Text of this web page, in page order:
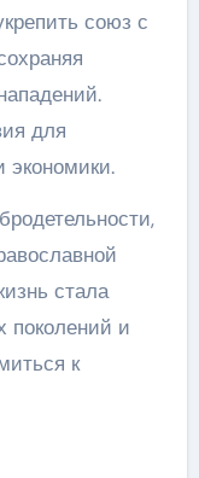
союз с
для
экономики.
стала
поколений и
к